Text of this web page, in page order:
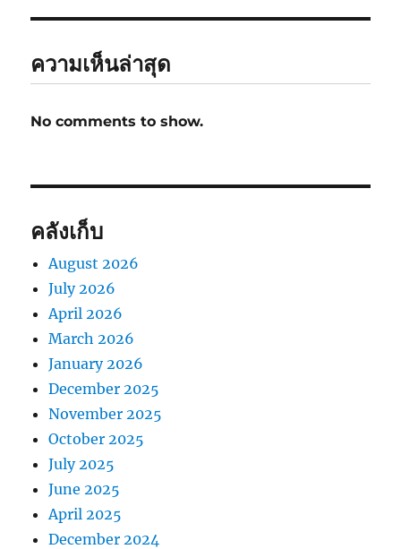
ความเห็นล่าสุด
No comments to show.
คลังเก็บ
August 2026
July 2026
April 2026
March 2026
January 2026
December 2025
November 2025
October 2025
July 2025
June 2025
April 2025
December 2024